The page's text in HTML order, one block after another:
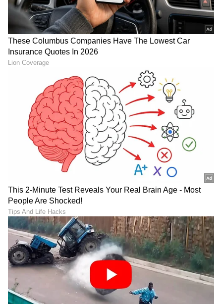
ಇನ್ನು ಮೋಸ್ಟ್ ಬ್ರ್ಯಾಂಡ್ ವ್ಯಾಲ್ಯೂ ಹೊಂದಿದ ಸೆಲಿಬ್ರಿಟಿಗಳ
ಪಟ್ಟಿಯಲ್ಲಿ ಶಾರುಕ್ ಖಾನ್ ಮೂರನೇ ಸ್ಥಾನದಲ್ಲಿದ್ದಾರೆ. ಕಿಂಗ್
ಖಾನ್ 2023ರ ಬ್ರ್ಯಾಂಡ್ ವ್ಯಾಲ್ಯೂ 120.7 ಮಿಲಿಯನ್
ಡಾಲರ್. ಆದರೆ ಭಾರತೀಯ ರುಪಾಯಿ ಲೆಕ್ಕಾಚಾರದಲ್ಲಿ
1,006,32 ಕೋಟಿ ರುಪಾಯಿಗಳು.
LATEST VIDEOS
ABOUT THE AUTHOR
Naveen Kodase